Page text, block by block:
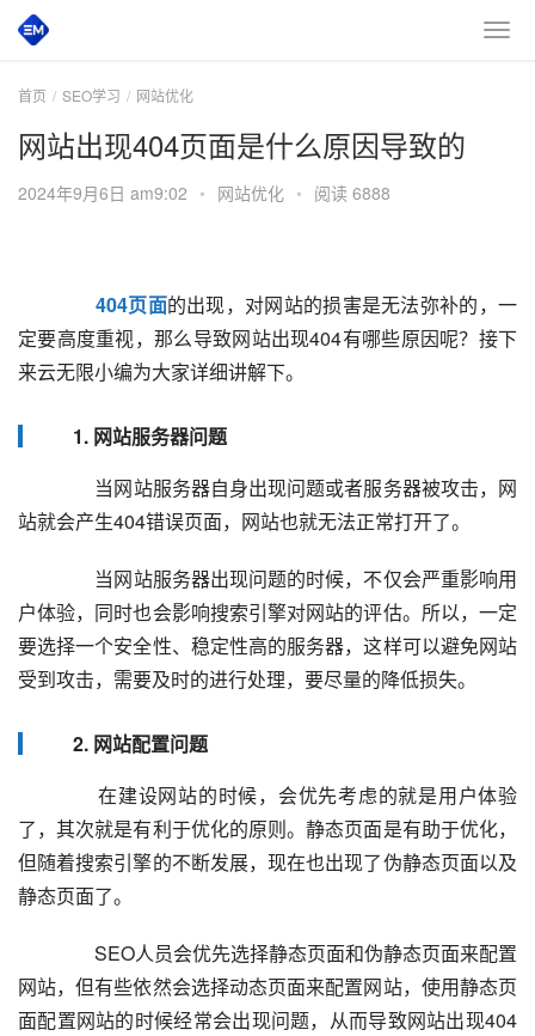
首页 SEO学习 网站优化
网站出现404页面是什么原因导致的
2024年9月6日 am9:02 • 网站优化 • 阅读 6888
404页面的出现，对网站的损害是无法弥补的，一
定要高度重视，那么导致网站出现404有哪些原因呢？接下
来云无限小编为大家详细讲解下。
1. 网站服务器问题
站就会产生404错误页面，网站也就无法正常打开了。
户体验，同时也会影响搜索引擎对网站的评估。所以，一定
要选择一个安全性、稳定性高的服务器，这样可以避免网站
受到攻击，需要及时的进行处理，要尽量的降低损失。
2. 网站配置问题
了，其次就是有利于优化的原则。静态页面是有助于优化，
但随着搜索引擎的不断发展，现在也出现了伪静态页面以及
静态页面了。
网站，但有些依然会选择动态页面来配置网站，使用静态页
面配置网站的时候经常会出现问题，从而导致网站出现404